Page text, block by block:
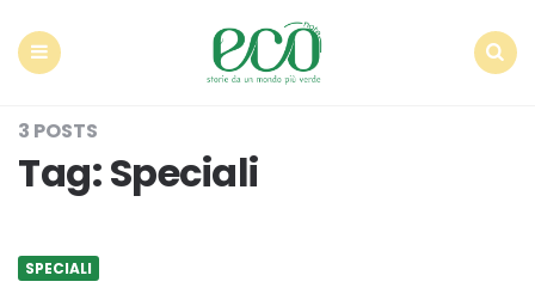
3 POSTS
Tag:Speciali
SPECIALI